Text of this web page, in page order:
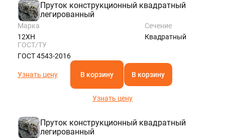
Пруток конструкционный квадратный
легированный
Марка
12ХН
Сечение
Квадратный
ГОСТ/ТУ
ГОСТ 4543-2016
Узнать цену В корзину В корзину
Узнать цену
Пруток конструкционный квадратный
легированный